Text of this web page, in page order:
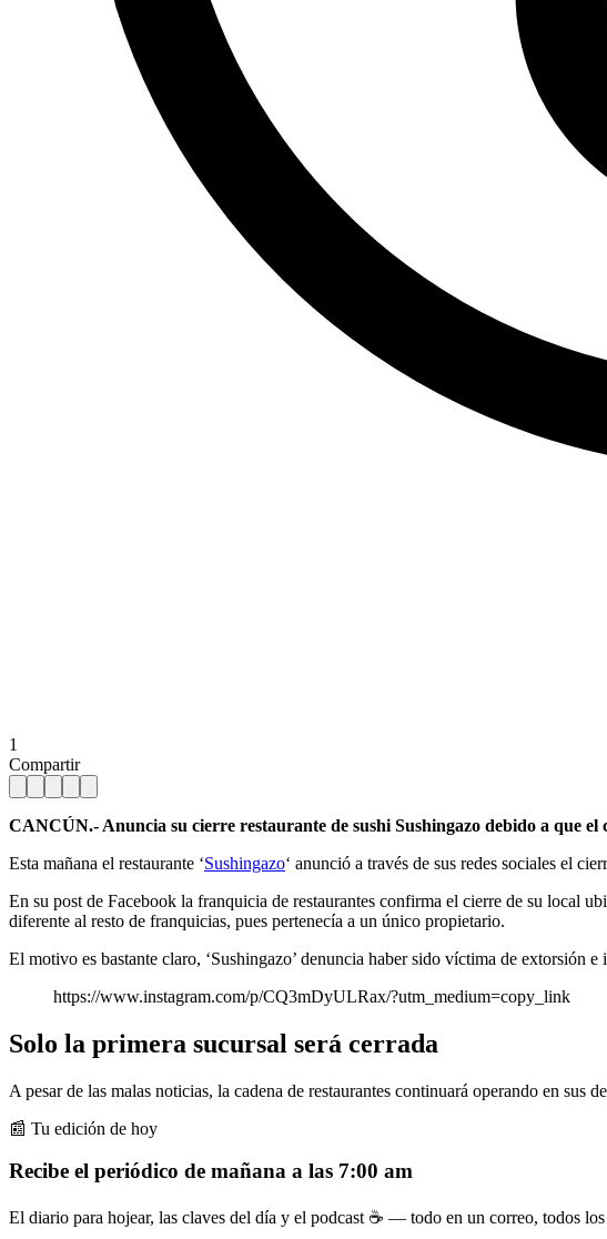
1
Compartir
CANCÚN.- Anuncia su cierre restaurante de sushi Sushingazo debido a que
Esta mañana el restaurante ‘Sushingazo‘ anunció a través de sus redes sociales el
En su post de Facebook la franquicia de restaurantes confirma el cierre de su local
diferente al resto de franquicias, pues pertenecía a un único propietario.
El motivo es bastante claro, ‘Sushingazo’ denuncia haber sido víctima de extorsión e
https://www.instagram.com/p/CQ3mDyULRax/?utm_medium=copy_link
Solo la primera sucursal será cerrada
A pesar de las malas noticias, la cadena de restaurantes continuará operando en sus
📰 Tu edición de hoy
Recibe el periódico de mañana a las 7:00 am
El diario para hojear, las claves del día y el podcast ☕ — todo en un correo, todos